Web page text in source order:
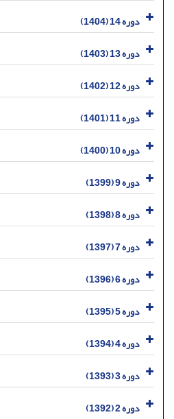
دوره 14 (1404)
دوره 13 (1403)
دوره 12 (1402)
دوره 11 (1401)
دوره 10 (1400)
دوره 9 (1399)
دوره 8 (1398)
دوره 7 (1397)
دوره 6 (1396)
دوره 5 (1395)
دوره 4 (1394)
دوره 3 (1393)
دوره 2 (1392)